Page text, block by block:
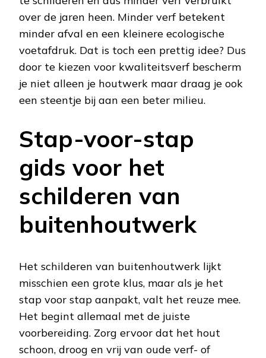
over de jaren heen. Minder verf betekent
minder afval en een kleinere ecologische
voetafdruk. Dat is toch een prettig idee? Dus
door te kiezen voor kwaliteitsverf bescherm
je niet alleen je houtwerk maar draag je ook
een steentje bij aan een beter milieu.
Stap-voor-stap
gids voor het
schilderen van
buitenhoutwerk
Het schilderen van buitenhoutwerk lijkt
misschien een grote klus, maar als je het
stap voor stap aanpakt, valt het reuze mee.
Het begint allemaal met de juiste
voorbereiding. Zorg ervoor dat het hout
schoon, droog en vrij van oude verf- of